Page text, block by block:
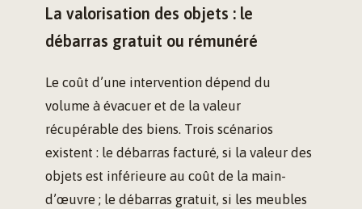
La valorisation des objets : le
débarras gratuit ou rémunéré
Le coût d’une intervention dépend du
volume à évacuer et de la valeur
récupérable des biens. Trois scénarios
existent : le débarras facturé, si la valeur des
objets est inférieure au coût de la main-
d’œuvre ; le débarras gratuit, si les meubles